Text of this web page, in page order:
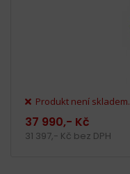
Produkt není skladem.
37 990,- Kč
31 397,- Kč bez DPH